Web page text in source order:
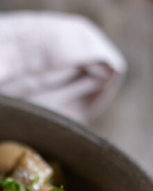
& CO
FISCHERSATZ
GEMÜSE
& REIS